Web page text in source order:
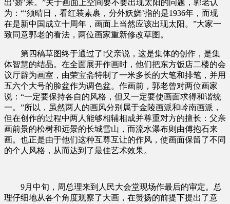
出‘娇’来。”关于画面上空间要不要出现太阳的问题，郭老认
为：“‘须晴日，看红装素裹，分外妖娆’指的是1936年，而现
在是新中国成立十周年，画面上当然应该出现太阳。”大家一
致同意郭老的看法，两位画家重新修改草图。
第四稿草图终于通过了!父亲说，这是集体的创作，是集
体智慧的结晶。在全面展开作画时，他们把东方饭店二楼的会
议厅辟为画室，由荣宝斋特制了一米多长的大笔和排笔，并用
五六个大号的脸盆作为调色盆。作画前，郭老曾对两位画家
说：“一定要保持各自的风格，但又一定要使画面求得和谐统
一。”所以，虽然两人的画风分别属于金陵画派和岭南画派，
但在创作的过程中两人能够相辅相成并尊重对方的擅长：父亲
画前景的松树和远景的长城雪山，而流水瀑布则由傅抱石来
画。也正是由于他们这种互尊互让的作风，使画面保留了不同
的个人风格，从而达到了最佳艺术效果。
9月中旬，周总理来到人民大会堂现场作最后的审定。总
理仔细地从各个角度观察了大画，在赞扬的前提下提出了意